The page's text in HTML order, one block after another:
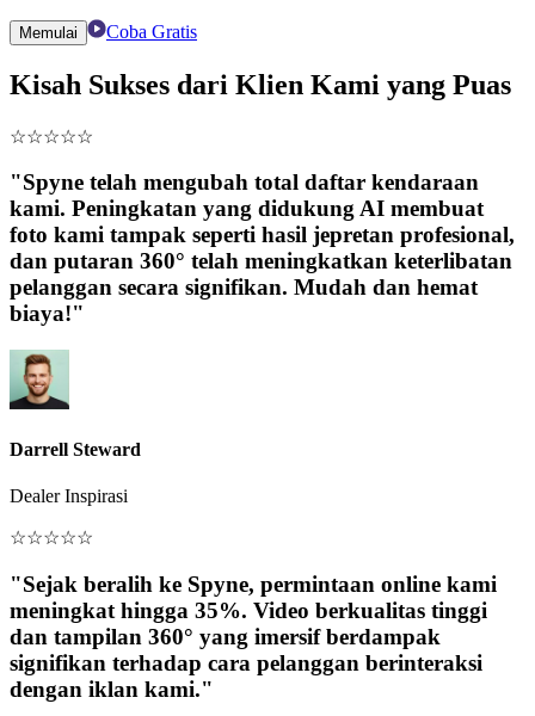
Memulai Coba Gratis
Kisah Sukses dari Klien Kami yang Puas
☆☆☆☆☆
"Spyne telah mengubah total daftar kendaraan
kami. Peningkatan yang didukung AI membuat
foto kami tampak seperti hasil jepretan profesional,
dan putaran 360° telah meningkatkan keterlibatan
pelanggan secara signifikan. Mudah dan hemat
biaya!"
Darrell Steward
Dealer Inspirasi
☆☆☆☆☆
"Sejak beralih ke Spyne, permintaan online kami
meningkat hingga 35%. Video berkualitas tinggi
dan tampilan 360° yang imersif berdampak
signifikan terhadap cara pelanggan berinteraksi
dengan iklan kami."